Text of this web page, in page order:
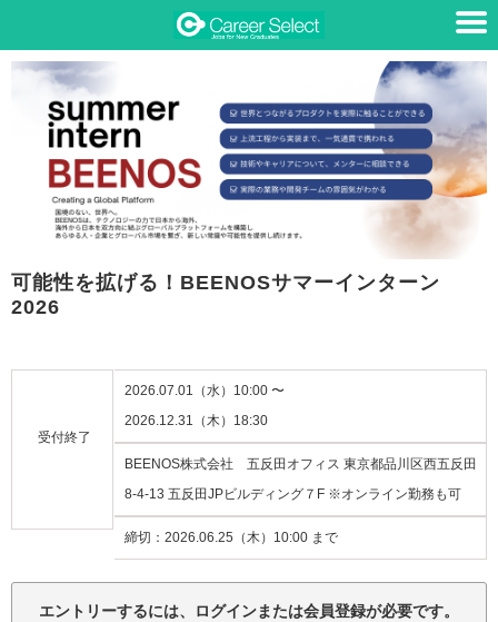
可能性を拡げる！BEENOSサマーインターン
2026
受付終了
2026.07.01（水）10:00 〜
2026.12.31（木）18:30
BEENOS株式会社 五反田オフィス 東京都品川区西五反田
8-4-13 五反田JPビルディング７F ※オンライン勤務も可
締切： 2026.06.25（木）10:00 まで
注意事項：
エントリーするには、ログインまたは会員登録が必要です。